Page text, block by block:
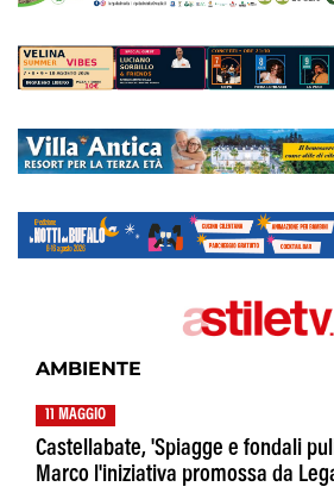
AMBIENTE
11 MAGGIO
Castellabate, 'Spiagge e fondali
Marco l'iniziativa promossa da